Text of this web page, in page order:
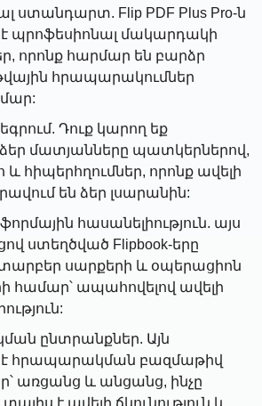
ստանդարտ. Flip PDF Plus Pro-ն
պրոֆեսիոնալ մակարդակի
որոնք հարմար են բարձր
հրապարակումներ
Դուք կարող եք
մատյանները պատկերներով,
և հիպերհղումներ, որոնք ավելի
են ձեր լսարանին:
հասանելիություն. այս
ստեղծված Flipbook-երը
սարքերի և օպերացիոն
համար՝ ապահովելով ավելի
ընտրանքներ. Այն
է հրապարակման բազմաթիվ
առցանց և անցանց, ինչը
է ավելի ճկունություն և